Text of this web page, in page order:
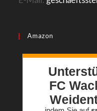
Amazon